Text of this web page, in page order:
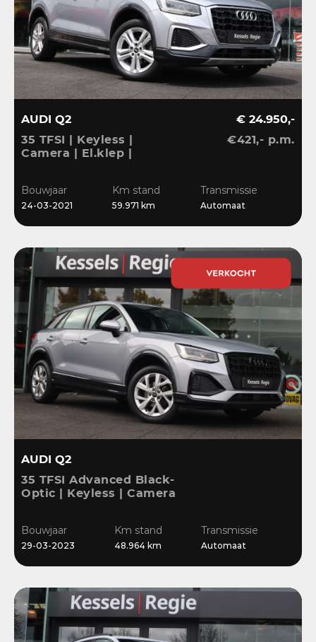
AUDI Q2
35 TFSI | Keyless |
Camera | El.klep |
€ 24.950,-
€421,- p.m.
Bouwjaar
24-03-2021
Km stand
59.971 km
Transmissie
Automaat
AUDI Q2
35 TFSI Advanced Black-
Optic | Keyless | Camera
Sensoren | DAB
Bouwjaar
29-03-2023
Km stand
48.964 km
Transmissie
Automaat